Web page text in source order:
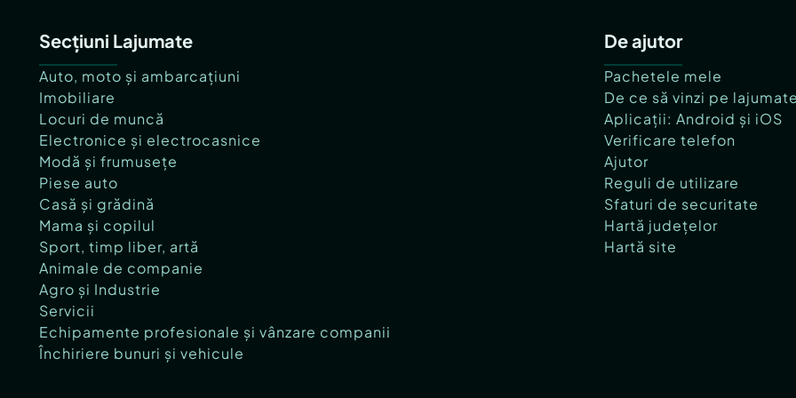
Secțiuni Lajumate
Auto, moto și ambarcațiuni
Imobiliare
Locuri de muncă
Electronice și electrocasnice
Modă și frumusețe
Piese auto
Casă și grădină
Mama și copilul
Sport, timp liber, artă
Animale de companie
Agro și Industrie
Servicii
Echipamente profesionale și vânzare companii
Închiriere bunuri și vehicule
De ajutor
Pachetele mele
De ce să vinzi pe
Aplicații: Android și iOS
Verificare telefon
Ajutor
Reguli de utilizare
Sfaturi de securitate
Hartă județelor
Hartă site